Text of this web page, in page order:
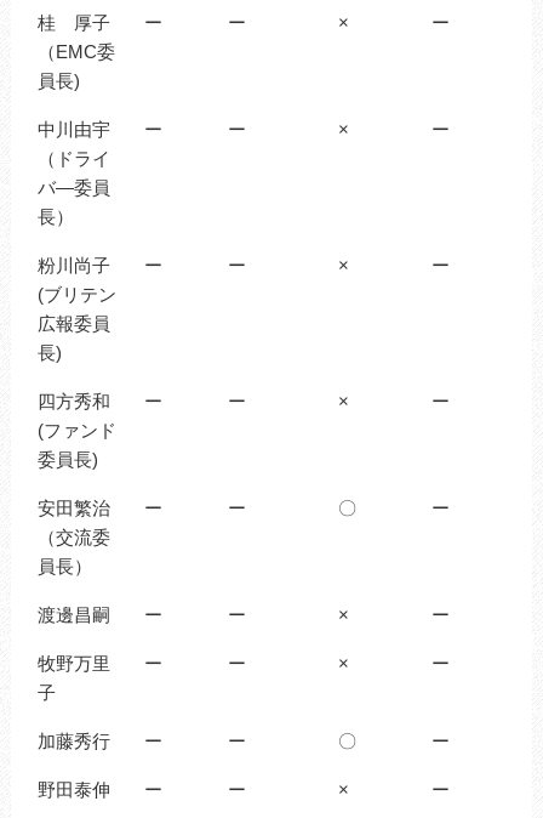
桂 厚子
（EMC委
員長)
ー ー × ー
中川由宇
（ドライ
バ―委員
長）
ー ー × ー
粉川尚子
(ブリテン
広報委員
長)
ー ー × ー
四方秀和
(ファンド
委員長)
ー ー × ー
安田繁治
（交流委
員長）
ー ー 〇 ー
渡邊昌嗣 ー ー × ー
牧野万里
子
ー ー × ー
加藤秀行 ー ー 〇 ー
野田泰伸 ー ー × ー